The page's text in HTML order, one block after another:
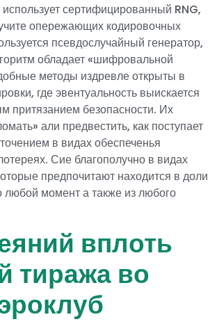
сертифицированный RNG,
опережающих кодировочных
псевдослучайный генератор,
обладает «шифровальной
методы издревле открыты в
где эвентуальность выискается
притязанием безопасности. Их
али предвестить, как поступает
в видах обеспеченья
Сие благополучно в видах
предпочитают находится в доли
момент а также из любого
вплоть
тиража во